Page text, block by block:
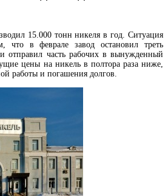
15.000 тонн никеля в год. Ситуация
что в феврале завод остановил треть
отправил часть рабочих в вынужденный
цены на никель в полтора раза ниже,
работы и погашения долгов.